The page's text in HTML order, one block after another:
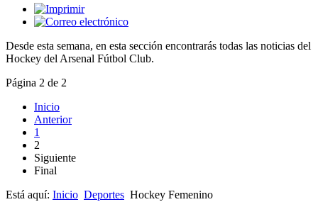
Desde esta semana, en esta sección encontrarás todas las noticias del
Hockey del Arsenal Fútbol Club.
Página 2 de 2
Inicio
Anterior
1
2
Siguiente
Final
Está aquí: Inicio Deportes Hockey Femenino